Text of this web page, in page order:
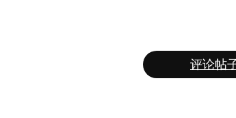
评论帖